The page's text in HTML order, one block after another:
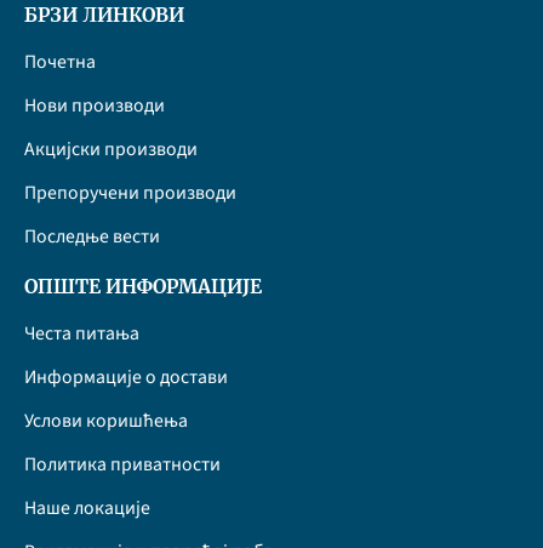
БРЗИ ЛИНКОВИ
Почетна
Нови производи
Акцијски производи
Препоручени производи
Последње вести
ОПШТЕ ИНФОРМАЦИЈЕ
Честа питања
Информације о достави
Услови коришћења
Политика приватности
Наше локације